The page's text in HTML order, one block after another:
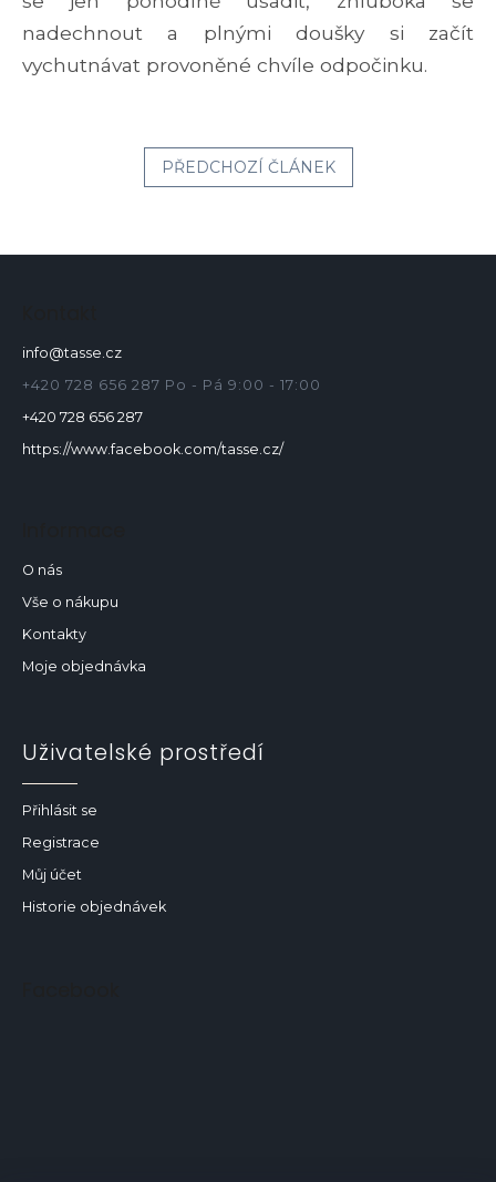
nadechnout a plnými doušky si začít
vychutnávat provoněné chvíle odpočinku.
PŘEDCHOZÍ ČLÁNEK
info@tasse.cz
+420 728 656 287 Po - Pá 9:00 - 17:00
+420 728 656 287
https://www.facebook.com/tasse.cz/
O nás
Vše o nákupu
Kontakty
Moje objednávka
Uživatelské prostředí
Přihlásit se
Registrace
Můj účet
Historie objednávek